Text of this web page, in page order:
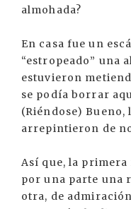
almohada?
En casa fue un
“estropeado” una
estuvieron
se podía borrar
(Riéndose) Bueno,
arrepintieron de
Así que, la
por una parte una
otra, de